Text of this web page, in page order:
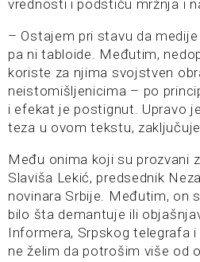
vrednosti i podstiču mržnja i
– Ostajem pri stavu da
pa ni tabloide. Međutim,
koriste za njima svojstven
neistomišljenicima – po
i efekat je postignut. Upravo
teza u ovom tekstu,
Među onima koji su prozvani
Slaviša Lekić, predsednik
novinara Srbije. Međutim, on
bilo šta demantuje ili
Informera, Srpskog telegrafa
ne želim da potrošim više od